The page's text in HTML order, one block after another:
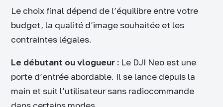
Le choix final dépend de l’équilibre entre votre
budget, la qualité d’image souhaitée et les
contraintes légales.
Le débutant ou vlogueur : Le DJI Neo est une
porte d’entrée abordable. Il se lance depuis la
main et suit l’utilisateur sans radiocommande